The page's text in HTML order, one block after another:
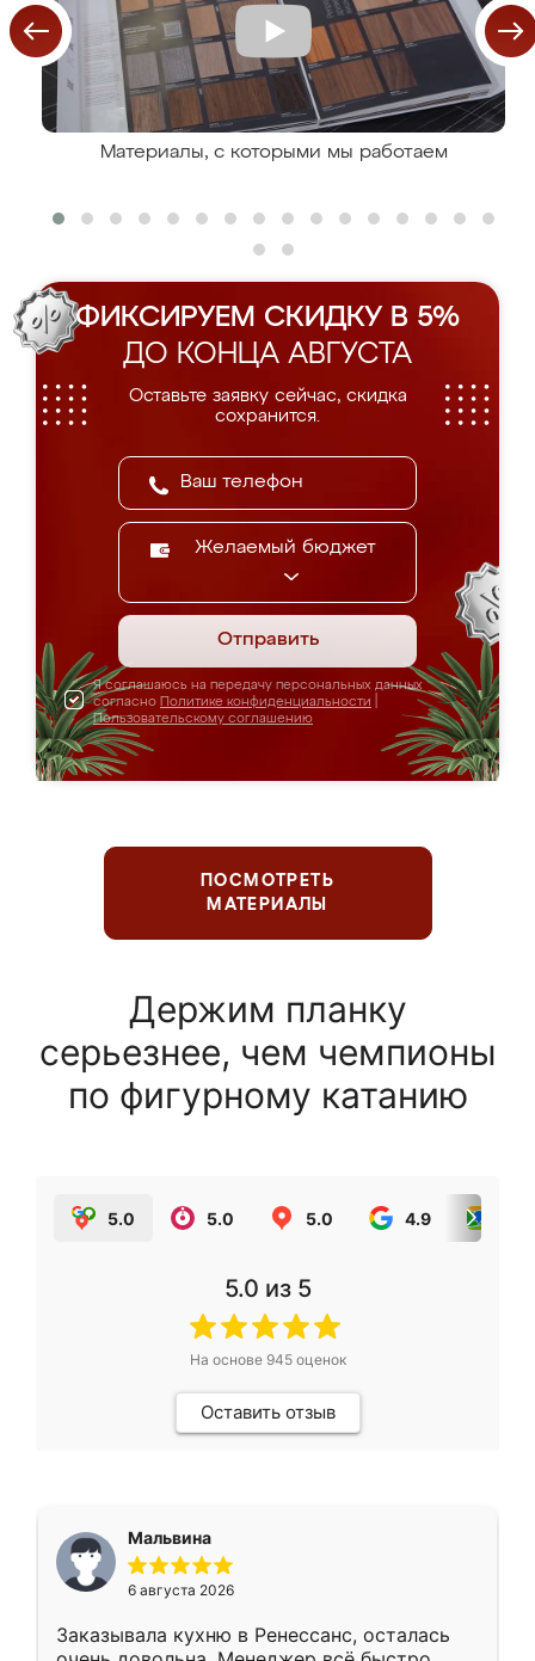
Материалы, с которыми мы работаем
ФИКСИРУЕМ СКИДКУ В 5%
ДО КОНЦА АВГУСТА
Оставьте заявку сейчас, скидка
сохранится.
Желаемый бюджет
Отправить
Я соглашаюсь на передачу персональных данных
согласно Политике конфиденциальности
Пользовательскому соглашению
ПОСМОТРЕТЬ
МАТЕРИАЛЫ
Держим планку
серьезнее, чем чемпионы
по фигурному катанию
5.0 5.0 5.0 4.9
5.0 из 5
На основе 945оценок
Оставить отзыв
Мальвина
6 августа 2026
Заказывала кухню в Ренессанс, осталась